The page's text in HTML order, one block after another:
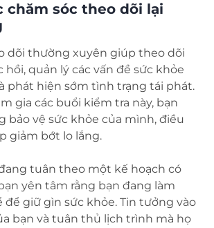
chăm sóc theo dõi lại
dõi thường xuyên giúp theo dõi
quản lý các vấn đề sức khỏe
phát hiện sớm tình trạng tái phát.
gia các buổi kiểm tra này, bạn
bảo vệ sức khỏe của mình, điều
giảm bớt lo lắng.
tuân theo một kế hoạch có
yên tâm rằng bạn đang làm
giữ gìn sức khỏe. Tin tưởng vào
bạn và tuân thủ lịch trình mà họ